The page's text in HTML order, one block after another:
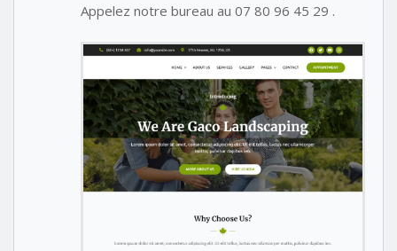
Appelez notre bureau au 07 80 96 45 29 .